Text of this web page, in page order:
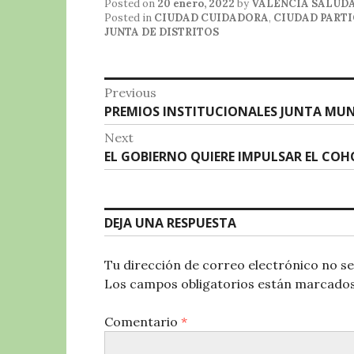
e
o
o
k
te s
p
p
g
a
m
p
rt
ir
Posted on 20 enero, 2022 by VALENCIA
Posted in CIUDAD CUIDADORA, CIUDAD
JUNTA DE DISTRITOS
Navegación
de
entradas
Previous
Previous
post:
PREMIOS INSTITUCIONALES JUNTA
Next
Next
post:
EL GOBIERNO QUIERE IMPULSAR EL
DEJA UNA RESPUESTA
Tu dirección de correo electrónico no
Los campos obligatorios están
Comentario *